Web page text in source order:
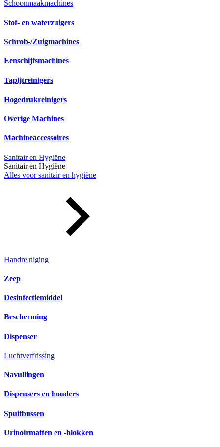
Schoonmaakmachines
Stof- en waterzuigers
Schrob-/Zuigmachines
Eenschijfsmachines
Tapijtreinigers
Hogedrukreinigers
Overige Machines
Machineaccessoires
Sanitair en Hygiëne
Sanitair en Hygiëne
Alles voor sanitair en hygiëne
Handreiniging
Zeep
Desinfectiemiddel
Bescherming
Dispenser
Luchtverfrissing
Navullingen
Dispensers en houders
Spuitbussen
Urinoirmatten en -blokken